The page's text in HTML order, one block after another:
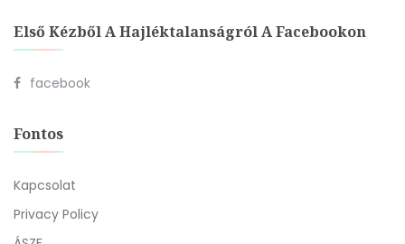
Első Kézből A Hajléktalanságról A Facebookon
facebook
Fontos
Kapcsolat
Privacy Policy